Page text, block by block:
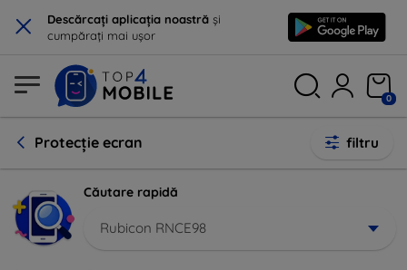
× Descărcați aplicația noastră și
cumpărați mai ușor
0
Protecție ecran filtru
Căutare rapidă
Rubicon RNCE98